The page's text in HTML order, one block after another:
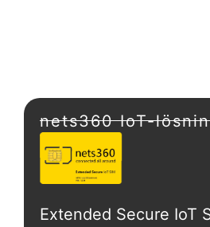
nets360 IoT-
Extended Secure IoT